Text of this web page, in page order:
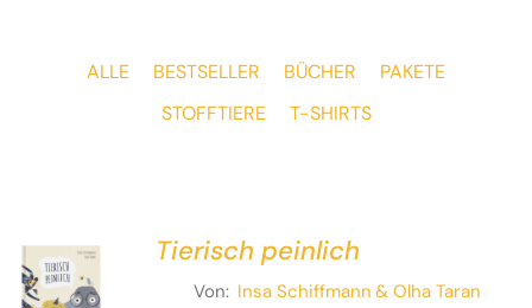
ALLE BESTSELLER BÜCHER
PAKETE
STOFFTIERE
T-SHIRTS
Tierisch peinlich
Von: Insa Schiffmann & Olha Taran